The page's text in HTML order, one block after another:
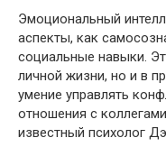
Эмоциональный
аспекты, как
социальные навыки.
личной жизни, но и в
умение управлять
отношения с
известный психолог